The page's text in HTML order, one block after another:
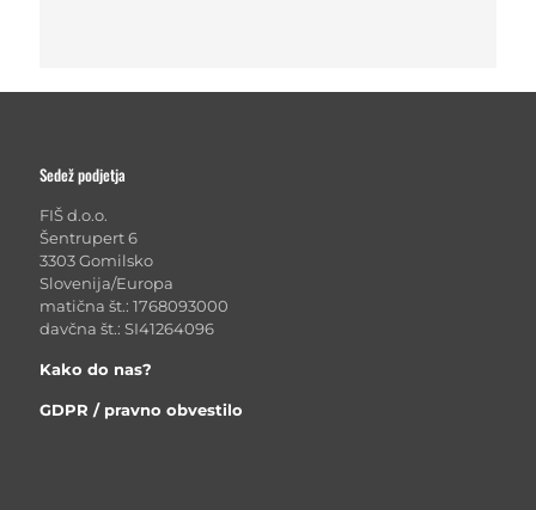
Sedež podjetja
FIŠ d.o.o.
Šentrupert 6
3303 Gomilsko
Slovenija/Europa
matična št.: 1768093000
davčna št.: SI41264096
Kako do nas?
GDPR / pravno obvestilo